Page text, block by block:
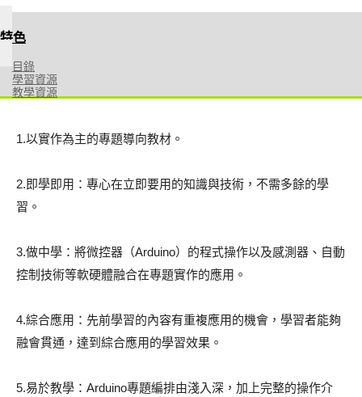
特色
目錄
學習資源
教學資源
1.以實作為主的專題導向教材。
2.即學即用：專心在立即要用的知識與技術，不需多餘的學
習。
3.做中學：將微控器（Arduino）的程式操作以及感測器、自動
控制技術等軟硬體融合在專題實作的應用。
4.綜合應用：先前學習的內容有重複應用的機會，學習者能夠
融會貫通，達到綜合應用的學習效果。
5.易於教學：Arduino專題編排由淺入深，加上完整的操作介